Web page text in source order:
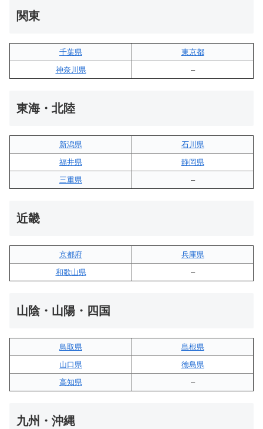
関東
千葉県
東京都
神奈川県
–
東海・北陸
新潟県
石川県
福井県
静岡県
三重県
–
近畿
京都府
兵庫県
和歌山県
–
山陰・山陽・四国
鳥取県
島根県
山口県
徳島県
高知県
–
九州・沖縄